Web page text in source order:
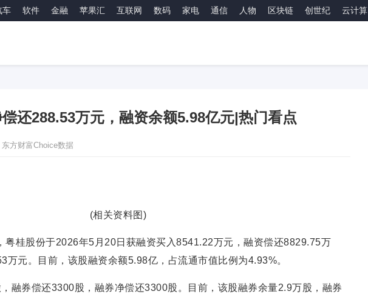
车 软件 金融 苹果汇 互联网 数码 家电 通信 人物 区块链 创世纪 云计算
还288.53万元，融资余额5.98亿元|热门看点
方财富Choice数据
(相关资料图)
粤桂股份于2026年5月20日获融资买入8541.22万元，融资偿还8829.75万
万元。目前，该股融资余额5.98亿，占流通市值比例为4.93%。
融券偿还3300股，融券净偿还3300股。目前，该股融券余量2.9万股，融券